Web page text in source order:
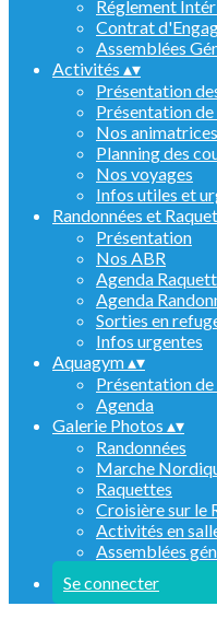
Réglement
Contrat
Assemblées
Activités ▴▾
Présentation
Présentation
Nos
Planning des
Nos voyages
Infos utiles et
Randonnées et
Présentation
Nos ABR
Agenda
Agenda
Sorties en
Infos urgentes
Aquagym▴▾
Présentation
Agenda
Galerie Photos ▴▾
Randonnées
Marche
Raquettes
Croisière sur le
Activités en
Assemblées
Se connecter